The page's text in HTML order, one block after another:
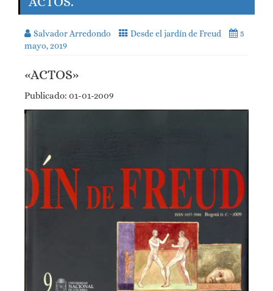
Salvador Arredondo Desde el jardín de Freud
5
mayo, 2019
«ACTOS»
Publicado: 01-01-2009